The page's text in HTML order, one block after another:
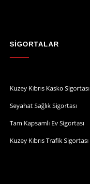
SİGORTALAR
Kuzey Kıbrıs Kasko Sigortası
Seyahat Sağlık Sigortası
Tam Kapsamlı Ev Sigortası
Kuzey Kıbrıs Trafik Sigortası